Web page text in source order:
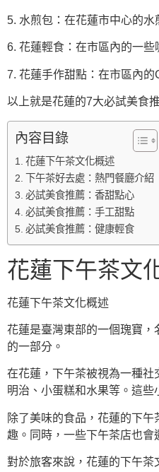
5. 水煎包：在花蓮市中心的
6. 花蓮輕食：在市區內的一
7. 花蓮手作甜點：在市區內
以上就是花蓮的7大必試美食
內容目錄
花蓮下午茶文化概述
下午茶好去處：熱門餐廳介紹
必試美食推薦：香甜點心
必試美食推薦：手工甜點
必試美食推薦：健康輕食
花蓮下午茶文
花蓮下午茶文化概述
花蓮是臺灣東部的一個瑰寶
的一部分。
在花蓮，下午茶被視為一種
明治、小蛋糕和水果等。這
除了美味的食品，花蓮的下
趣。同時，一些下午茶店也會
對於旅客來說，花蓮的下午